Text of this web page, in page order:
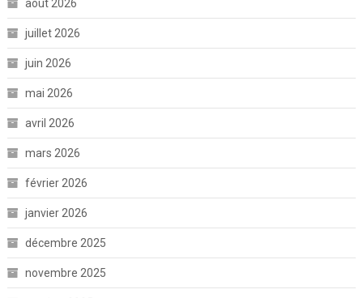
août 2026
juillet 2026
juin 2026
mai 2026
avril 2026
mars 2026
février 2026
janvier 2026
décembre 2025
novembre 2025